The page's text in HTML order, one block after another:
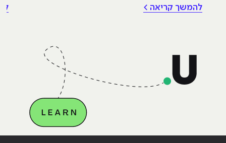
כבר נגע במוצר אמיתי, כבר צבר ביטחון.
להמשך קריאה >